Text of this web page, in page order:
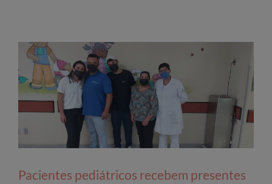
Pacientes pediátricos recebem presentes